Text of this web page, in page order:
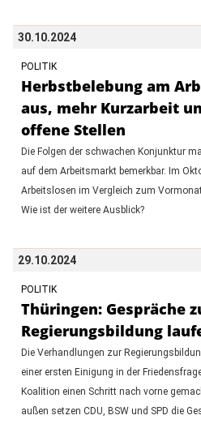
30.10.2024
POLITIK
Herbstbelebung am
aus, mehr Kurzarbeit
offene Stellen
Die Folgen der schwachen Konjunktur
auf dem Arbeitsmarkt bemerkbar. Im
Arbeitslosen im Vergleich zum
Wie ist der weitere Ausblick?
29.10.2024
POLITIK
Thüringen: Gespräche
Regierungsbildung
Die Verhandlungen zur
einer ersten Einigung in der
Koalition einen Schritt nach vorne
außen setzen CDU, BSW und SPD die